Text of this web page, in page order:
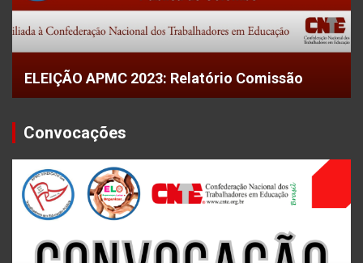
ELEIÇÃO APMC 2023: Relatório Comissão
Convocações